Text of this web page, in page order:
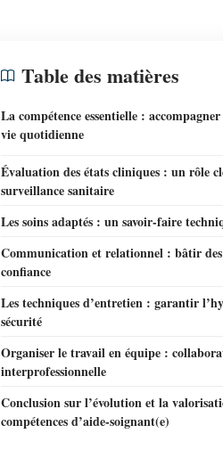
Table des matières
La compétence essentielle :
vie quotidienne
Évaluation des états cliniques : un rôle
surveillance sanitaire
Les soins adaptés : un savoir-faire
Communication et relationnel : bâtir
confiance
Les techniques d’entretien : garantir
sécurité
Organiser le travail en équipe :
interprofessionnelle
Conclusion sur l’évolution et la
compétences d’aide-soignant(e)